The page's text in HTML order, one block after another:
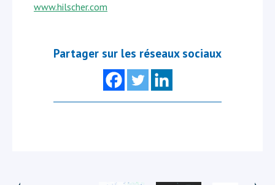
www.hilscher.com
Partager sur les réseaux sociaux